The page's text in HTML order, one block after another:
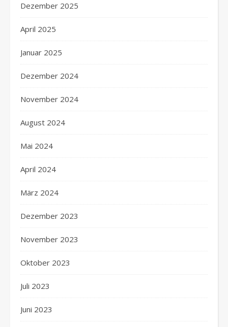
Dezember 2025
April 2025
Januar 2025
Dezember 2024
November 2024
August 2024
Mai 2024
April 2024
März 2024
Dezember 2023
November 2023
Oktober 2023
Juli 2023
Juni 2023